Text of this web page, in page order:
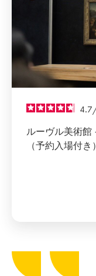
4.7
ルーヴル美術
（予約入場付き）